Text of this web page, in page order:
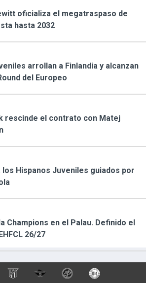
oficializa el megatraspaso de
hasta 2032
arrollan a Finlandia y alcanzan
del Europeo
rescinde el contrato con Matej
Hispanos Juveniles guiados por
Champions en el Palau. Definido el
26/27